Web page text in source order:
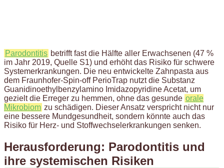
Parodontitis betrifft fast die Hälfte aller Erwachsenen (47 %
im Jahr 2019, Quelle S1) und erhöht das Risiko für schwere
Systemerkrankungen. Die neu entwickelte Zahnpasta aus
dem Fraunhofer-Spin-off PerioTrap nutzt die Substanz
Guanidinoethylbenzylamino Imidazopyridine Acetat, um
gezielt die Erreger zu hemmen, ohne das gesunde orale
Mikrobiom zu schädigen. Dieser Ansatz verspricht nicht nur
eine bessere Mundgesundheit, sondern könnte auch das
Risiko für Herz- und Stoffwechselerkrankungen senken.
Herausforderung: Parodontitis und
ihre systemischen Risiken